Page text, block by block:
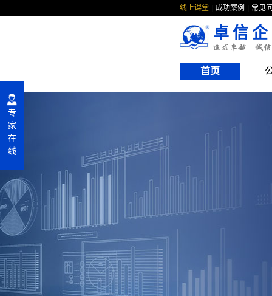
线上课堂 成功案例 常见
卓信
首页
专
家
在
线